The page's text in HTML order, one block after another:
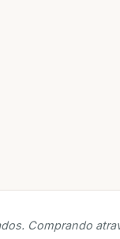
Comprando